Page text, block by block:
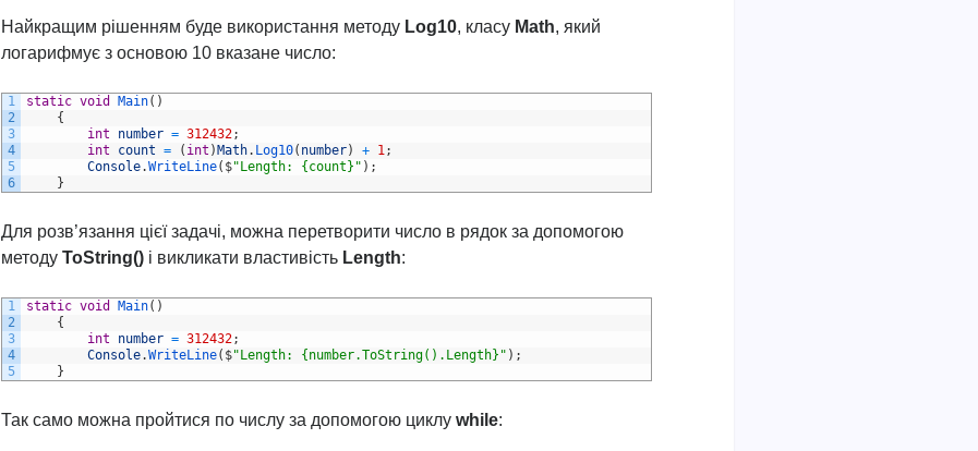
Найкращим рішенням буде використання методу Log10, класу Math, який
логарифмує з основою 10 вказане число:
1
2
3
4
5
6
static void Main( )
{
int
number = 312432;
int
count = ( int ) Math. Log10( number) + 1;
Console.WriteLine( $"Length: {count}" ) ;
}
Для розв’язання цієї задачі, можна перетворити число в рядок за допомогою
методуToString() і викликати властивість Length:
1
2
3
4
5
static void Main( )
{
int
number = 312432;
Console.WriteLine( $"Length: {number.ToString().Length}" ) ;
}
Так само можна пройтися по числу за допомогою циклу while: